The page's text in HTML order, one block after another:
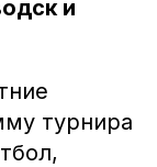
и
турнира